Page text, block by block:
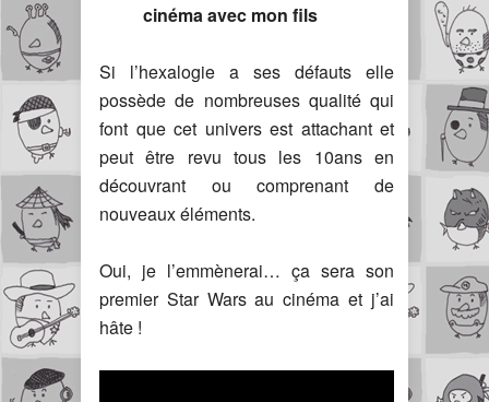
cinéma avec mon fils
Si l’hexalogie a ses défauts elle
possède de nombreuses qualité qui
font que cet univers est attachant et
peut être revu tous les 10ans en
découvrant ou comprenant de
nouveaux éléments.
Oui, je l’emmènerai… ça sera son
premier Star Wars au cinéma et j’ai
hâte !